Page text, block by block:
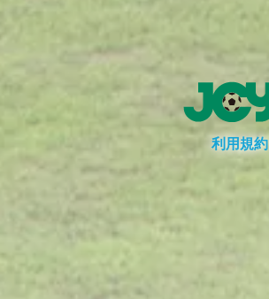
利用規約